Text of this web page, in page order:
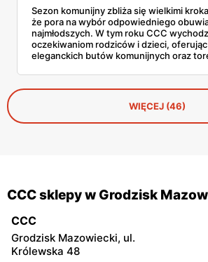
Sezon komunijny zbliża się wielkimi
że pora na wybór odpowiedniego
najmłodszych. W tym roku CCC
oczekiwaniom rodziców i dzieci,
eleganckich butów komunijnych oraz
ALL20 można zyskać 20 zł zniżki!
WIĘCEJ (46)
CCC sklepy w Grodzisk
CCC
Grodzisk Mazowiecki, ul.
Królewska 48